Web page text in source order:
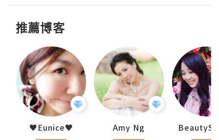
推薦博客
♥Eunice♥ Amy Ng